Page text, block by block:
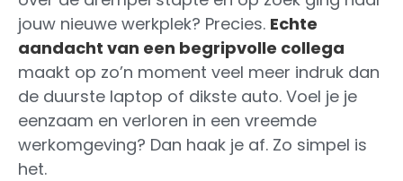
jouw nieuwe werkplek? Precies. Echte
aandacht van een begripvolle collega
maakt op zo’n moment veel meer indruk dan
de duurste laptop of dikste auto. Voel je je
eenzaam en verloren in een vreemde
werkomgeving? Dan haak je af. Zo simpel is
het.